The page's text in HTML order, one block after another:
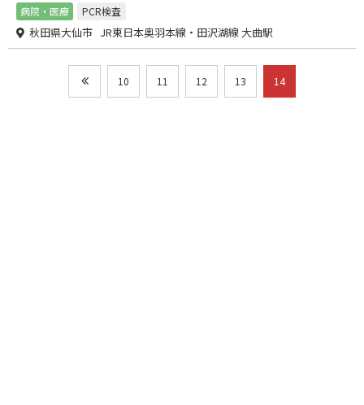
病院・医療 PCR検査
秋田県大仙市 JR東日本奥羽本線・田沢湖線 大曲駅
10 11 12 13 14